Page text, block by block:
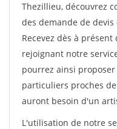
Thezillieu, découvrez
des demande de
Recevez dès à
rejoignant notre
pourrez ainsi proposer
particuliers proches
auront besoin d'un
L'utilisation de notre